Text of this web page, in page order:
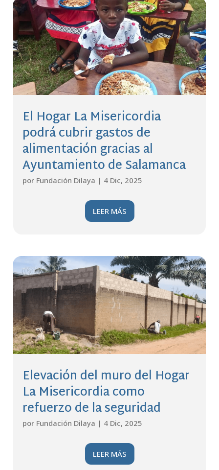
El Hogar La Misericordia
podrá cubrir gastos de
alimentación gracias al
Ayuntamiento de Salamanca
por Fundación Dilaya | 4 Dic, 2025
LEER MÁS
Elevación del muro del Hogar
La Misericordia como
refuerzo de la seguridad
por Fundación Dilaya | 4 Dic, 2025
LEER MÁS